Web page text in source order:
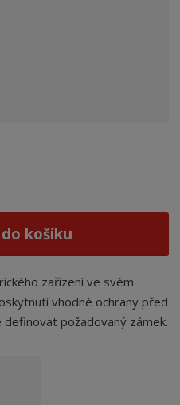
košíku
zařízení ve svém
vhodné ochrany před
definovat požadovaný zámek.